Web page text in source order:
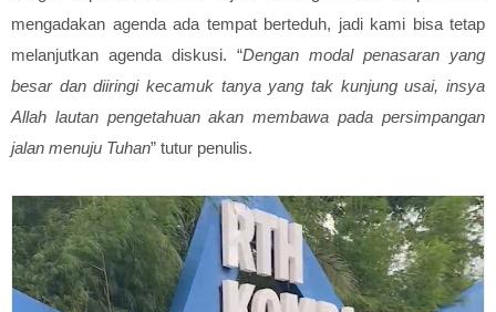
mengadakan agenda ada tempat berteduh, jadi kami bisa tetap
melanjutkan agenda diskusi. “Dengan modal penasaran yang
besar dan diiringi kecamuk tanya yang tak kunjung usai, insya
Allah lautan pengetahuan akan membawa pada persimpangan
jalan menuju Tuhan” tutur penulis.